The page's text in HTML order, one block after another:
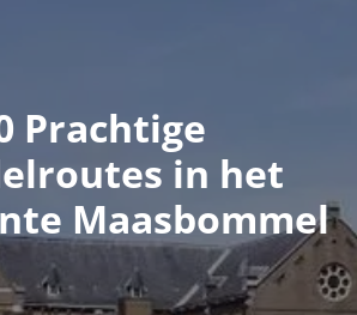
Prachtige
in het
Maasbommel